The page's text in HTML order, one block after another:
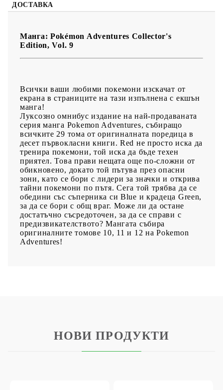
ДОСТАВКА
Манга: Pokémon Adventures Collector's
Edition, Vol. 9
Всички ваши любими покемони изскачат от
екрана в страниците на тази изпълнена с екшън
манга!
Луксозно омнибус издание на най-продаваната
серия манга Pokemon Adventures, събиращо
всичките 29 тома от оригиналната поредица в
десет първокласни книги. Red не просто иска да
тренира покемони, той иска да бъде техен
приятел. Това прави нещата още по-сложни от
обикновено, докато той пътува през опасни
зони, като се бори с лидери за значки и открива
тайни покемони по пътя. Сега той трябва да се
обедини със съперника си Blue и крадеца Green,
за да се бори с общ враг. Може ли да остане
достатъчно съсредоточен, за да се справи с
предизвикателството? Мангата събира
оригиналните томове 10, 11 и 12 на Pokemon
Adventures!
НОВИ ПРОДУКТИ